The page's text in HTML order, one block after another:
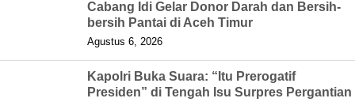
Cabang Idi Gelar Donor Darah dan Bersih-
bersih Pantai di Aceh Timur
Agustus 6, 2026
Kapolri Buka Suara: “Itu Prerogatif
Presiden” di Tengah Isu Surpres Pergantian